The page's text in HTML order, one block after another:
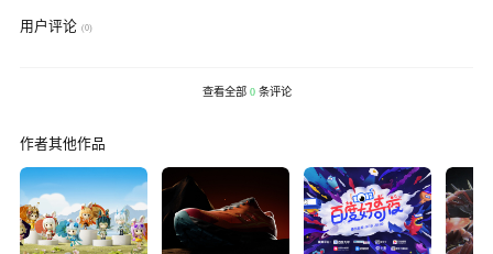
用户评论 (0)
查看全部0 条评论
作者其他作品